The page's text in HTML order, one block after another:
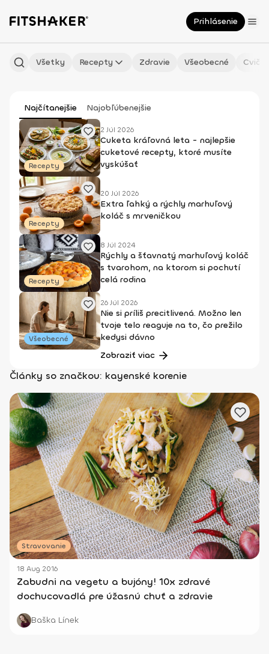
Prihlásenie
Všetky Recepty Zdravie Všeobecné
Najčítanejšie Najobľúbenejšie
Recepty
2 Júl 2026
Cuketa kráľovná leta - najlepšie
cuketové recepty, ktoré musíte
vyskúšať
Recepty
20 Júl 2026
Extra ľahký a rýchly marhuľový
koláč s mrveničkou
Recepty
8 Júl 2024
Rýchly a šťavnatý marhuľový koláč
s tvarohom, na ktorom si pochutí
celá rodina
Všeobecné
26 Júl 2026
Nie si príliš precitlivená. Možno len
tvoje telo reaguje na to, čo prežilo
kedysi dávno
Zobraziť viac
Články so značkou: kayenské korenie
Stravovanie
18 Aug 2016
Zabudni na vegetu a bujóny! 10x zdravé
dochucovadlá pre úžasnú chuť a zdravie
Baška Línek